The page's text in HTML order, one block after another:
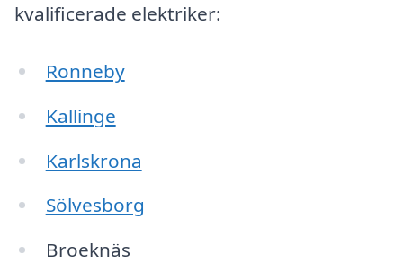
kvalificerade elektriker:
Ronneby
Kallinge
Karlskrona
Sölvesborg
Broeknäs